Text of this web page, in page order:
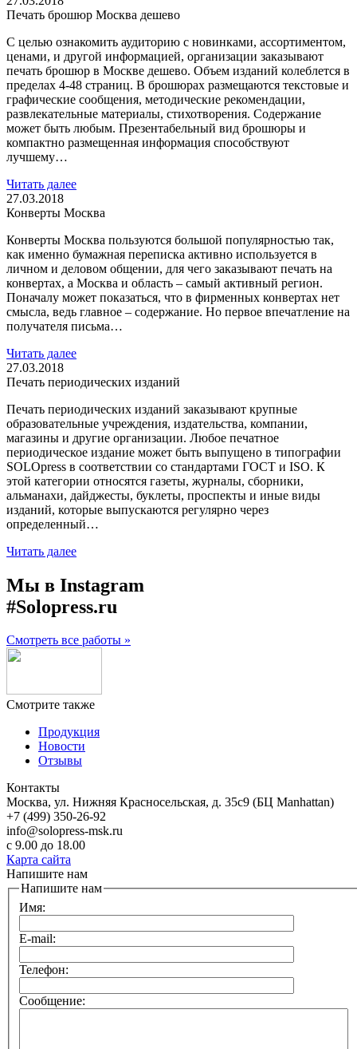
Печать брошюр Москва дешево
С целью ознакомить аудиторию с новинками, ассортиментом,
ценами, и другой информацией, организации заказывают
печать брошюр в Москве дешево. Объем изданий колеблется в
пределах 4-48 страниц. В брошюрах размещаются текстовые и
графические сообщения, методические рекомендации,
развлекательные материалы, стихотворения. Содержание
может быть любым. Презентабельный вид брошюры и
компактно размещенная информация способствуют
лучшему…
Читать далее
27.03.2018
Конверты Москва
Конверты Москва пользуются большой популярностью так,
как именно бумажная переписка активно используется в
личном и деловом общении, для чего заказывают печать на
конвертах, а Москва и область – самый активный регион.
Поначалу может показаться, что в фирменных конвертах нет
смысла, ведь главное – содержание. Но первое впечатление на
получателя письма…
Читать далее
27.03.2018
Печать периодических изданий
Печать периодических изданий заказывают крупные
образовательные учреждения, издательства, компании,
магазины и другие организации. Любое печатное
периодическое издание может быть выпущено в типографии
SOLOpress в соответствии со стандартами ГОСТ и ISO. К
этой категории относятся газеты, журналы, сборники,
альманахи, дайджесты, буклеты, проспекты и иные виды
изданий, которые выпускаются регулярно через
определенный…
Читать далее
Мы в Instagram
#Solopress.ru
Смотреть все работы »
Смотрите также
Продукция
Новости
Отзывы
Контакты
Москва, ул. Нижняя Красносельская, д. 35с9 (БЦ Manhattan)
+7 (499) 350-26-92
info@solopress-msk.ru
с 9.00 до 18.00
Карта сайта
Напишите нам
Напишите нам
Имя:
E-mail:
Телефон:
Сообщение: